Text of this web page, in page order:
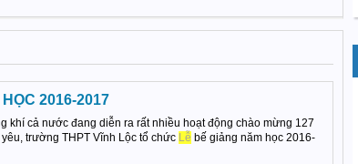
2016-2017
khí cả nước đang diễn ra rất nhiều hoạt động chào mừng 127
trường THPT Vĩnh Lộc tổ chức Lễ bế giảng năm học 2016-